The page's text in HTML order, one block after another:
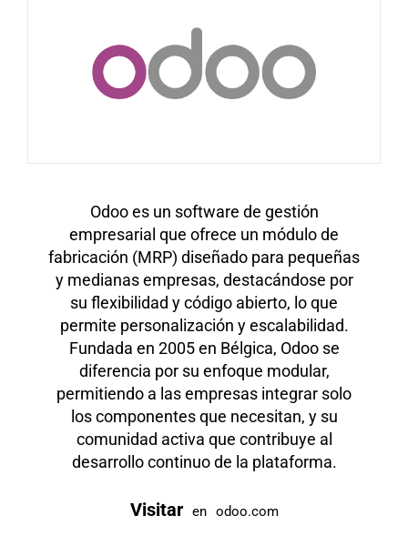
Odoo es un software de gestión
empresarial que ofrece un módulo de
fabricación (MRP) diseñado para pequeñas
y medianas empresas, destacándose por
su flexibilidad y código abierto, lo que
permite personalización y escalabilidad.
Fundada en 2005 en Bélgica, Odoo se
diferencia por su enfoque modular,
permitiendo a las empresas integrar solo
los componentes que necesitan, y su
comunidad activa que contribuye al
desarrollo continuo de la plataforma.
Visitar en odoo.com